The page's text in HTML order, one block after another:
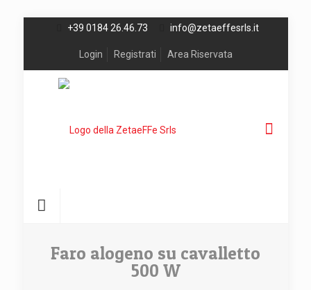
+39 0184 26.46.73 info@zetaeffesrls.it
Login Registrati Area Riservata
Faro alogeno su cavalletto
500 W